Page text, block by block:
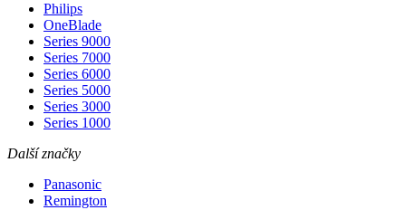
Philips
OneBlade
Series 9000
Series 7000
Series 6000
Series 5000
Series 3000
Series 1000
Další značky
Panasonic
Remington